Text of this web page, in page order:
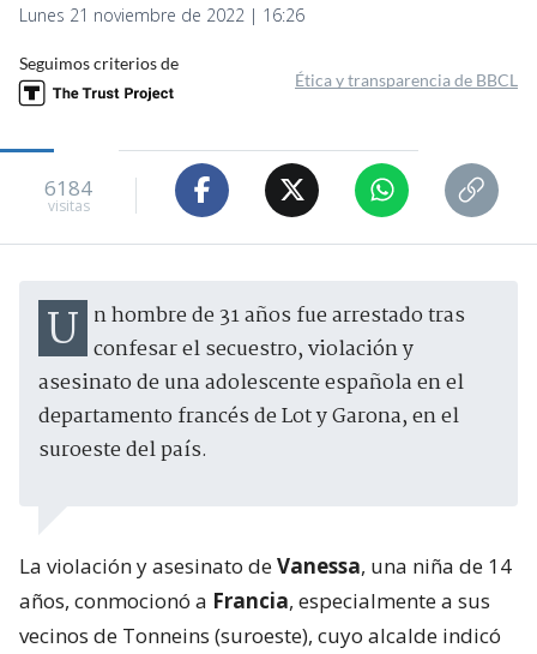
Lunes 21 noviembre de 2022 | 16:26
Seguimos criterios de
Ética y transparencia de BBCL
6184
visitas
Un hombre de 31 años fue arrestado tras confesar el secuestro, violación y
asesinato de una adolescente española en el
departamento francés de Lot y Garona, en el
suroeste del país.
La violación y asesinato deVanessa, una niña de 14
años, conmocionó a Francia, especialmente a sus
vecinos de Tonneins (suroeste), cuyo alcalde indicó